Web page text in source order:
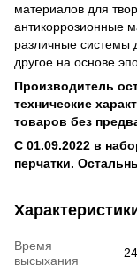
материалов для
антикоррозионные
различные системы
другое на основе
Производитель
технические
товаров без
С 01.09.2022 в
перчатки.
Время
высыхания
24